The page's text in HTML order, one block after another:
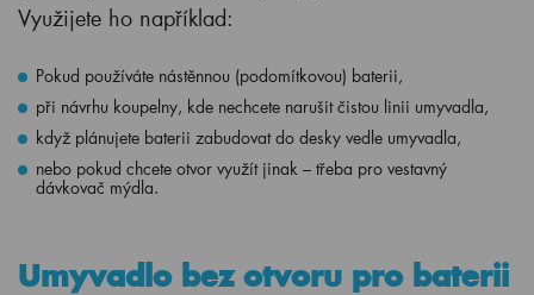
Využijete ho například:
Pokud používáte nástěnnou (podomítkovou) baterii,
při návrhu koupelny, kde nechcete narušit čistou linii umyvadla,
když plánujete baterii zabudovat do desky vedle umyvadla,
nebo pokud chcete otvor využít jinak – třeba pro vestavný
dávkovač mýdla.
Umyvadlo bez otvoru pro baterii